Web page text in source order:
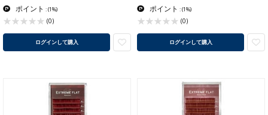
ポイント :(1%)
(0)
ログインして購入
ポイント :(1%)
(0)
ログインして購入